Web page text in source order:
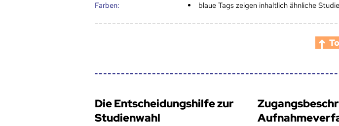
Farben:
blaue Tags zeigen inhaltlich ähnliche
Die Entscheidungshilfe zur
Studienwahl